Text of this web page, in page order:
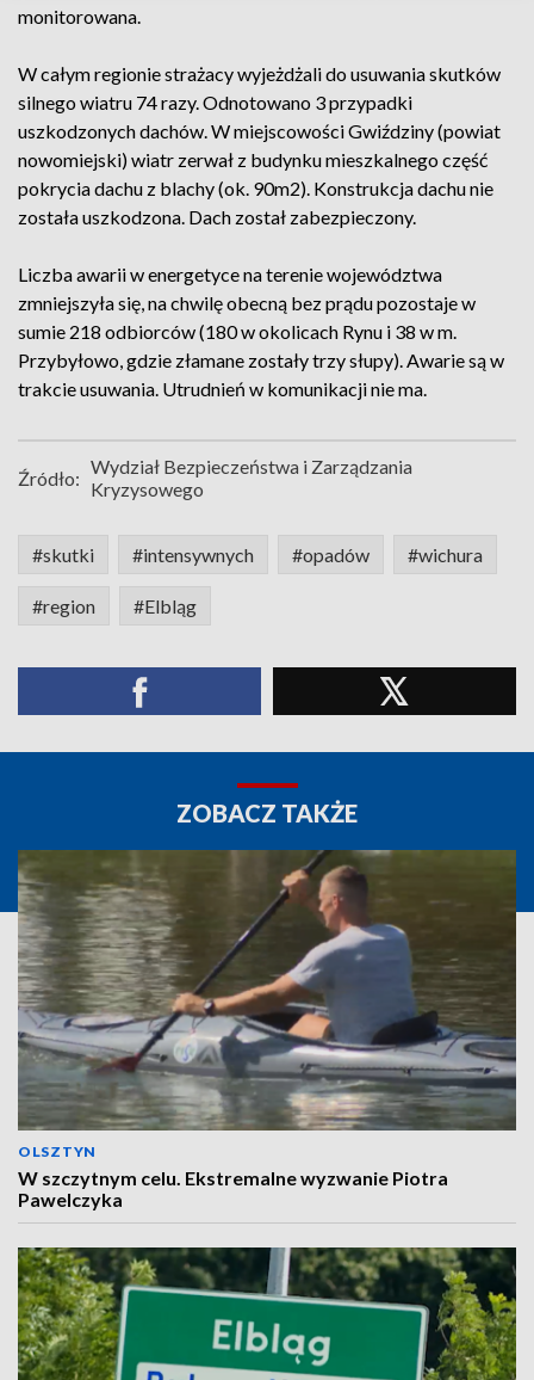
monitorowana.
W całym regionie strażacy wyjeżdżali do usuwania skutków
silnego wiatru 74 razy. Odnotowano 3 przypadki
uszkodzonych dachów. W miejscowości Gwiździny (powiat
nowomiejski) wiatr zerwał z budynku mieszkalnego część
pokrycia dachu z blachy (ok. 90m2). Konstrukcja dachu nie
została uszkodzona. Dach został zabezpieczony.
Liczba awarii w energetyce na terenie województwa
zmniejszyła się, na chwilę obecną bez prądu pozostaje w
sumie 218 odbiorców (180 w okolicach Rynu i 38 w m.
Przybyłowo, gdzie złamane zostały trzy słupy). Awarie są w
trakcie usuwania. Utrudnień w komunikacji nie ma.
Źródło: Wydział Bezpieczeństwa i Zarządzania
Kryzysowego
#skutki #intensywnych #opadów #wichura
#region #Elbląg
ZOBACZ TAKŻE
OLSZTYN
W szczytnym celu. Ekstremalne wyzwanie Piotra
Pawelczyka